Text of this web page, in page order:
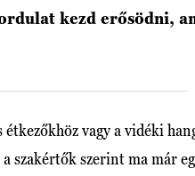
kezd erősödni,
vagy a vidéki
a szakértők szerint ma már